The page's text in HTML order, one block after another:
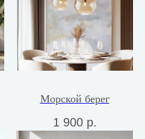
Морской берег
1 900 р.